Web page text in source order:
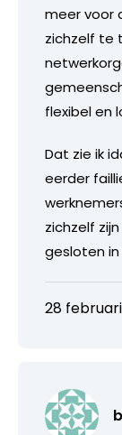
meer voor
zichzelf te
flexibel en
Dat zie ik
eerder
zichzelf
gesloten
28